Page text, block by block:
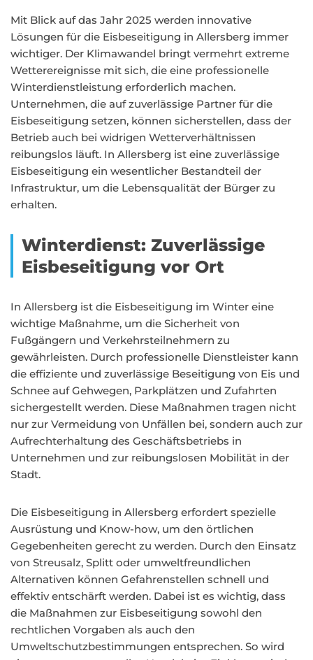
Mit Blick auf das Jahr 2025 werden innovative
Lösungen für die Eisbeseitigung in Allersberg immer
wichtiger. Der Klimawandel bringt vermehrt extreme
Wetterereignisse mit sich, die eine professionelle
Winterdienstleistung erforderlich machen.
Unternehmen, die auf zuverlässige Partner für die
Eisbeseitigung setzen, können sicherstellen, dass der
Betrieb auch bei widrigen Wetterverhältnissen
reibungslos läuft. In Allersberg ist eine zuverlässige
Eisbeseitigung ein wesentlicher Bestandteil der
Infrastruktur, um die Lebensqualität der Bürger zu
erhalten.
Winterdienst: Zuverlässige
Eisbeseitigung vor Ort
In Allersberg ist die Eisbeseitigung im Winter eine
wichtige Maßnahme, um die Sicherheit von
Fußgängern und Verkehrsteilnehmern zu
gewährleisten. Durch professionelle Dienstleister kann
die effiziente und zuverlässige Beseitigung von Eis und
Schnee auf Gehwegen, Parkplätzen und Zufahrten
sichergestellt werden. Diese Maßnahmen tragen nicht
nur zur Vermeidung von Unfällen bei, sondern auch zur
Aufrechterhaltung des Geschäftsbetriebs in
Unternehmen und zur reibungslosen Mobilität in der
Stadt.
Die Eisbeseitigung in Allersberg erfordert spezielle
Ausrüstung und Know-how, um den örtlichen
Gegebenheiten gerecht zu werden. Durch den Einsatz
von Streusalz, Splitt oder umweltfreundlichen
Alternativen können Gefahrenstellen schnell und
effektiv entschärft werden. Dabei ist es wichtig, dass
die Maßnahmen zur Eisbeseitigung sowohl den
rechtlichen Vorgaben als auch den
Umweltschutzbestimmungen entsprechen. So wird